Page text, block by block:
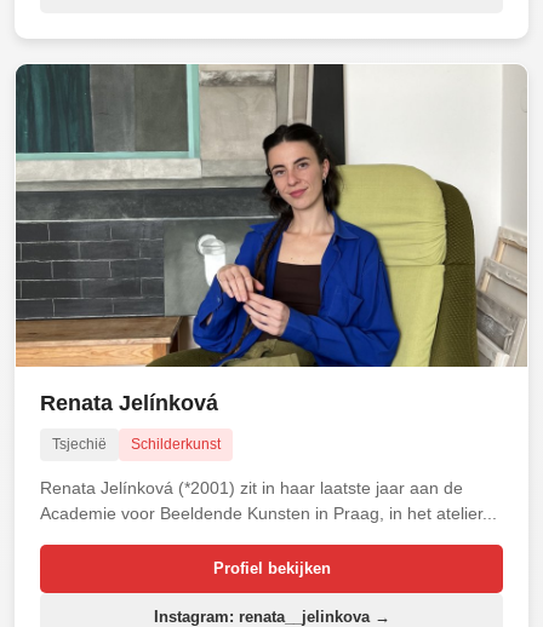
Renata Jelínková
Tsjechië Schilderkunst
Renata Jelínková (*2001) zit in haar laatste jaar aan de
Academie voor Beeldende Kunsten in Praag, in het atelier...
Profiel bekijken
Instagram: renata__jelinkova →